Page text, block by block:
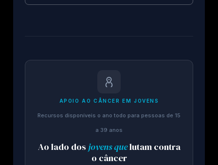
APOIO AO CÂNCER EM JOVENS
Recursos disponíveis o ano todo para pessoas de 15
a 39 anos
Ao lado dos jovens quelutam contra
o câncer